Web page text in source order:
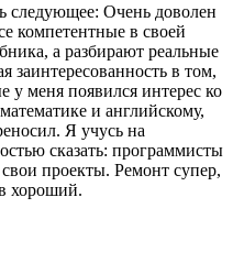
следующее: Очень доволен
компетентные в своей
а разбирают реальные
заинтересованность в том,
у меня появился интерес ко
и английскому,
Я учусь на
сказать: программисты
проекты. Ремонт супер,
хороший.